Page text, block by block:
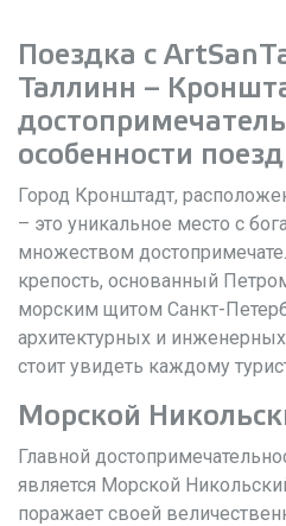
Поездка с
Таллинн –
особенности
Город Кронштадт,
– это уникальное место с
множеством
крепость, основанный
морским щитом Санкт-
архитектурных и
стоит увидеть каждому
Морской
Главной
является Морской
поражает своей